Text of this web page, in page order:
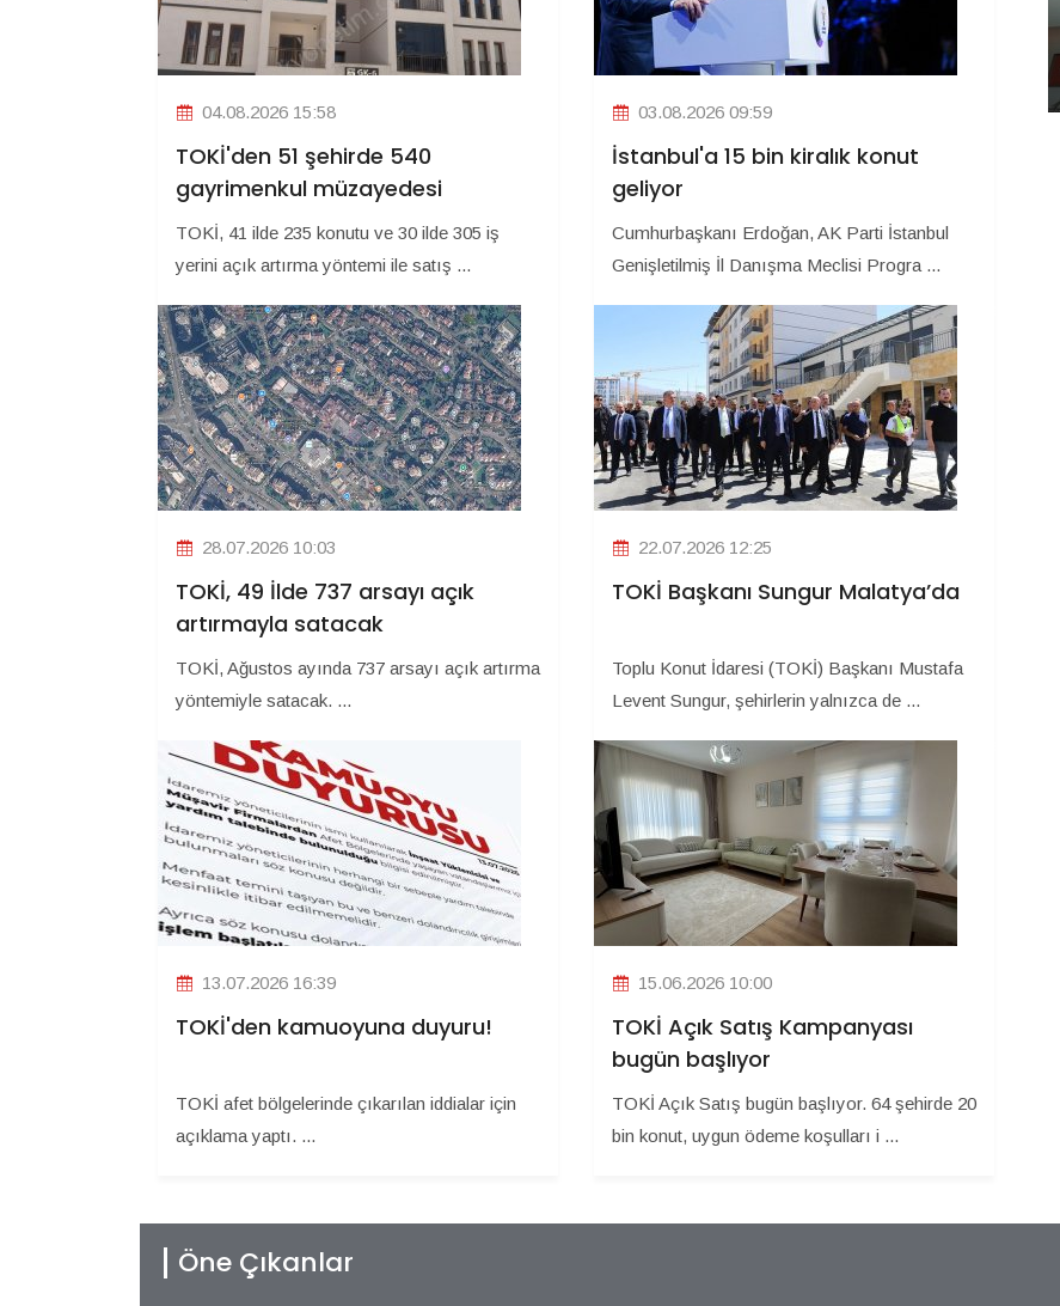
04.08.2026 15:58
TOKİ'den 51 şehirde 540
gayrimenkul müzayedesi
TOKİ, 41 ilde 235 konutu ve 30 ilde 305 iş
yerini açık artırma yöntemi ile satış ...
03.08.2026 09:59
İstanbul'a 15 bin kiralık konut
geliyor
Cumhurbaşkanı Erdoğan, AK Parti İstanbul
Genişletilmiş İl Danışma Meclisi Progra ...
28.07.2026 10:03
TOKİ, 49 İlde 737 arsayı açık
artırmayla satacak
TOKİ, Ağustos ayında 737 arsayı açık artırma
yöntemiyle satacak. ...
22.07.2026 12:25
TOKİ Başkanı Sungur Malatya’da
Toplu Konut İdaresi (TOKİ) Başkanı Mustafa
Levent Sungur, şehirlerin yalnızca de ...
13.07.2026 16:39
TOKİ'den kamuoyuna duyuru!
TOKİ afet bölgelerinde çıkarılan iddialar için
açıklama yaptı. ...
15.06.2026 10:00
TOKİ Açık Satış Kampanyası
bugün başlıyor
TOKİ Açık Satış bugün başlıyor. 64 şehirde 20
bin konut, uygun ödeme koşulları i ...
Öne Çıkanlar